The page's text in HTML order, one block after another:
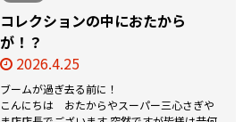
コレクションの中におたから
が！？
2026.4.25
ブームが過ぎ去る前に！
こんにちは おたからやスーパー三心さぎや